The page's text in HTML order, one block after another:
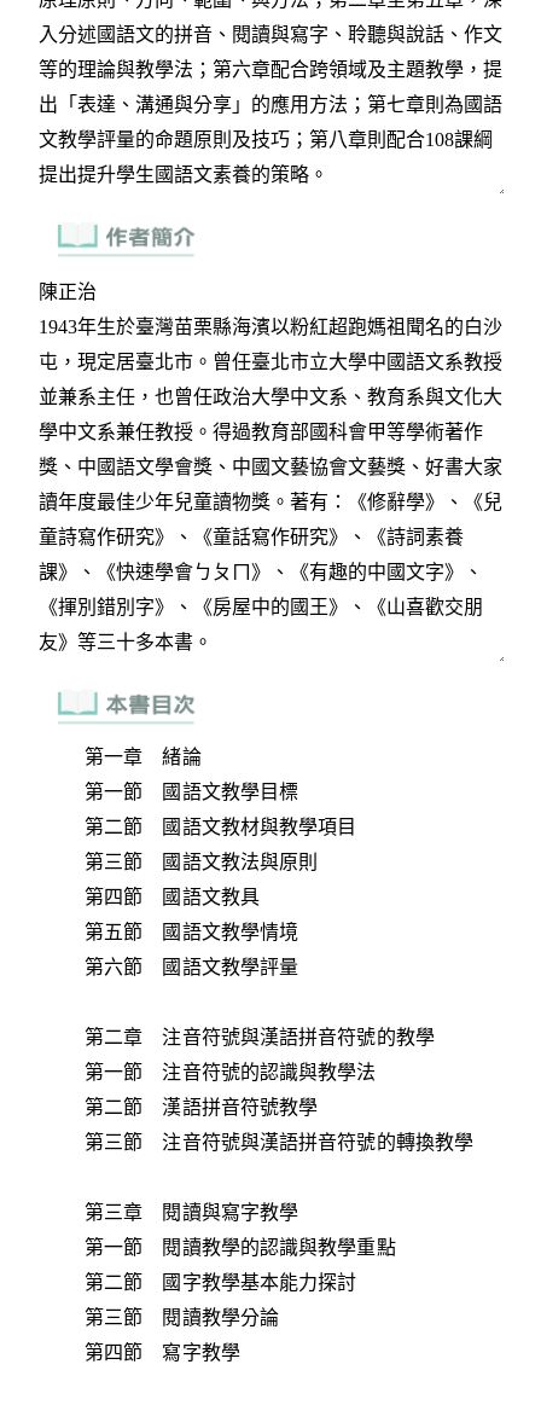
第一章 緒論
第一節 國語文教學目標
第二節 國語文教材與教學項目
第三節 國語文教法與原則
第四節 國語文教具
第五節 國語文教學情境
第六節 國語文教學評量
第二章 注音符號與漢語拼音符號的教學
第一節 注音符號的認識與教學法
第二節 漢語拼音符號教學
第三節 注音符號與漢語拼音符號的轉換教學
第三章 閱讀與寫字教學
第一節 閱讀教學的認識與教學重點
第二節 國字教學基本能力探討
第三節 閱讀教學分論
第四節 寫字教學